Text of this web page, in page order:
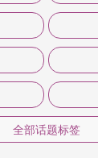
全部话题标签